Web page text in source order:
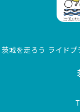
茨城を走ろう ライドプ